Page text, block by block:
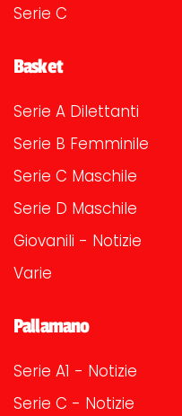
Serie C
Basket
Serie A Dilettanti
Serie B Femminile
Serie C Maschile
Serie D Maschile
Giovanili - Notizie
Varie
Pallamano
Serie A1 - Notizie
Serie C - Notizie